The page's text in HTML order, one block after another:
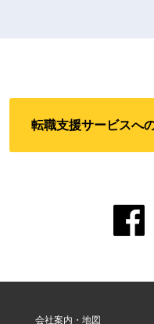
転職支援サービスへ
会社案内・地図